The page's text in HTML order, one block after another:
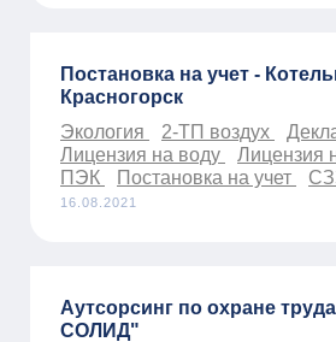
Постановка на учет -
Красногорск
Экология
2-ТП воздух
Лицензия на воду
Лицензия
ПЭК
Постановка на учет
16.08.2021
Аутсорсинг по охране
СОЛИД"